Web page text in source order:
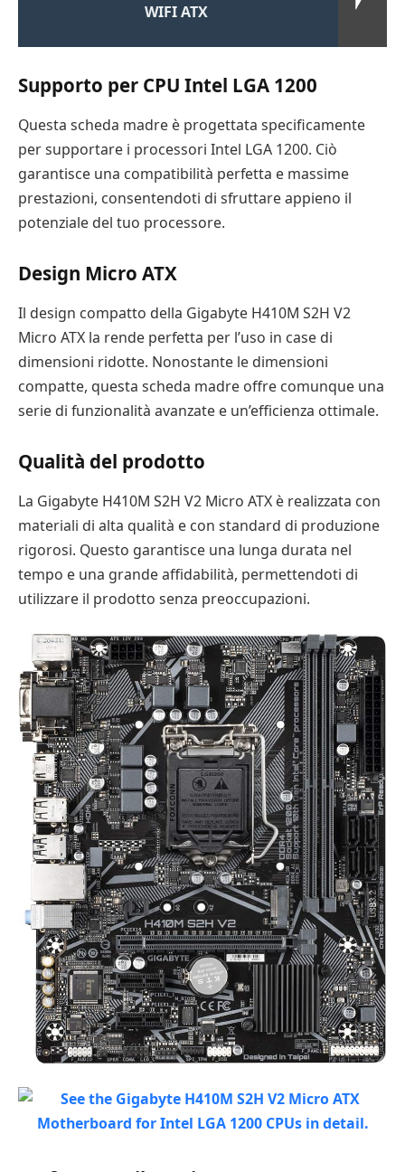
WIFI ATX
Supporto per CPU Intel LGA 1200
Questa scheda madre è progettata specificamente
per supportare i processori Intel LGA 1200. Ciò
garantisce una compatibilità perfetta e massime
prestazioni, consentendoti di sfruttare appieno il
potenziale del tuo processore.
Design Micro ATX
Il design compatto della Gigabyte H410M S2H V2
Micro ATX la rende perfetta per l’uso in case di
dimensioni ridotte. Nonostante le dimensioni
compatte, questa scheda madre offre comunque una
serie di funzionalità avanzate e un’efficienza ottimale.
Qualità del prodotto
La Gigabyte H410M S2H V2 Micro ATX è realizzata con
materiali di alta qualità e con standard di produzione
rigorosi. Questo garantisce una lunga durata nel
tempo e una grande affidabilità, permettendoti di
utilizzare il prodotto senza preoccupazioni.